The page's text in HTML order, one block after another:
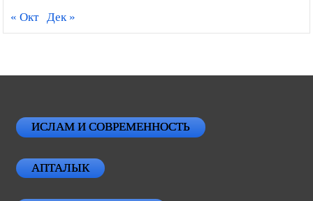
« Окт Дек »
ИСЛАМ И СОВРЕМЕННОСТЬ
АПТАЛЫК